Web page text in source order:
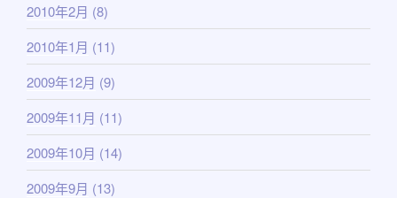
2010年2月 (8)
2010年1月 (11)
2009年12月 (9)
2009年11月 (11)
2009年10月 (14)
2009年9月 (13)